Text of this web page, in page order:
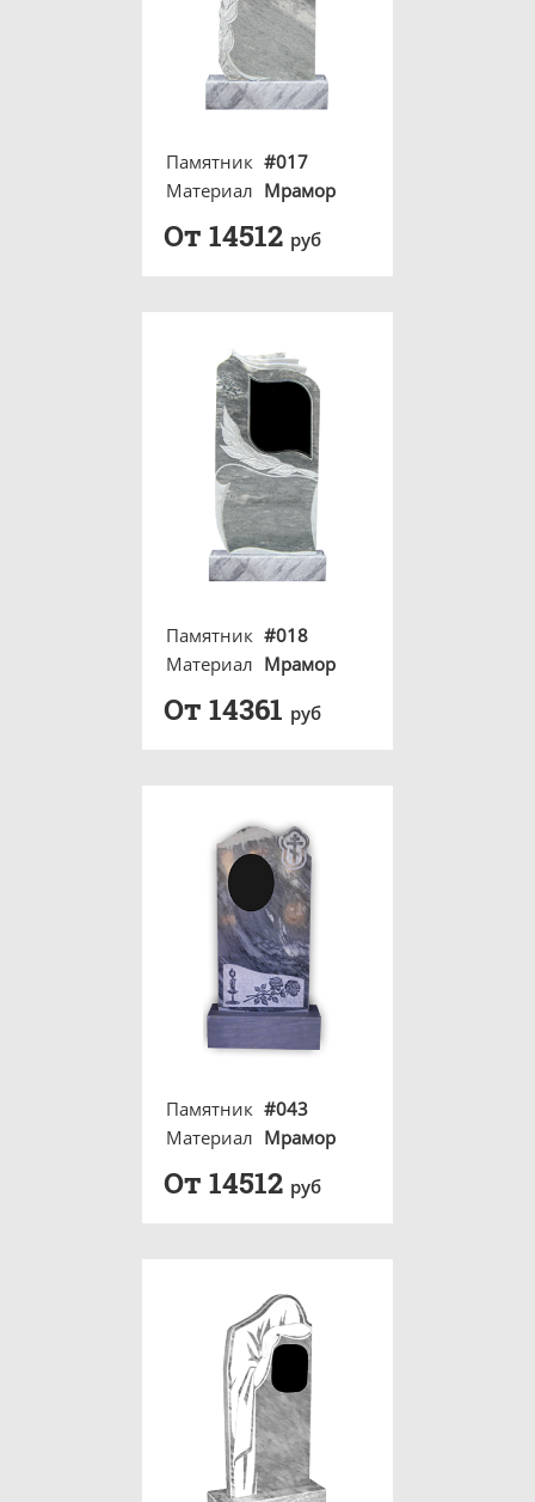
Памятник #017
Материал Мрамор
От 14512 руб
Памятник #018
Материал Мрамор
От 14361 руб
Памятник #043
Материал Мрамор
От 14512 руб